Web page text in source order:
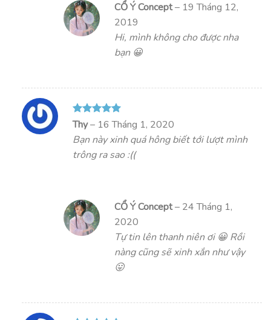
CỔ Ý Concept– 19 Tháng 12,
2019
Hi, mình không cho được nha
bạn 😀
Được xếp
hạng
sao
Thy– 16 Tháng 1, 2020
Bạn này xinh quá hông biết tới lượt mình
trông ra sao :((
CỔ Ý Concept– 24 Tháng 1,
2020
Tự tin lên thanh niên ơi 😀 Rồi
nàng cũng sẽ xinh xắn như vậy
😛